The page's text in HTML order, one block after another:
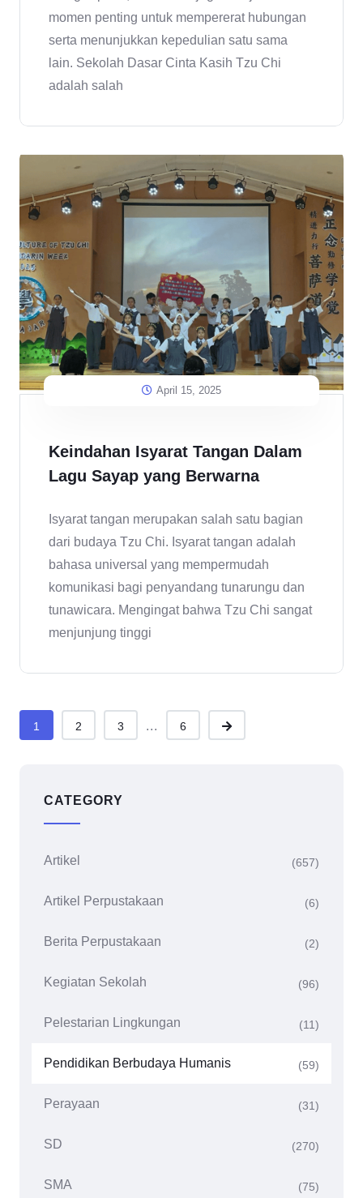
momen penting untuk mempererat hubungan
serta menunjukkan kepedulian satu sama
lain. Sekolah Dasar Cinta Kasih Tzu Chi
adalah salah
April 15, 2025
Keindahan Isyarat Tangan Dalam
Lagu Sayap yang Berwarna
Isyarat tangan merupakan salah satu bagian
dari budaya Tzu Chi. Isyarat tangan adalah
bahasa universal yang mempermudah
komunikasi bagi penyandang tunarungu dan
tunawicara. Mengingat bahwa Tzu Chi sangat
menjunjung tinggi
1 2 3 ... 6
CATEGORY
Artikel (657)
Artikel Perpustakaan (6)
Berita Perpustakaan (2)
Kegiatan Sekolah (96)
Pelestarian Lingkungan (11)
Pendidikan Berbudaya Humanis (59)
Perayaan (31)
SD (270)
SMA (75)